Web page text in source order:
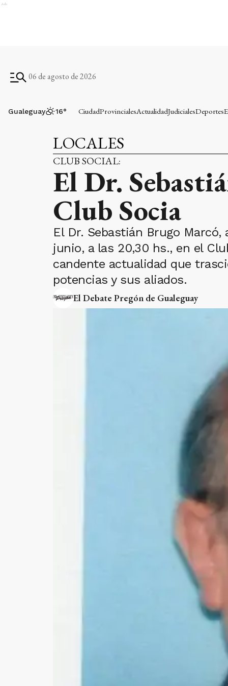
Ads
06 de agosto de 2026
Gualeguay 16° CiudadProvincialesActualidadJudicialesDeportes
LOCALES
CLUB SOCIAL:
El Dr.
Club Socia
El Dr. Sebastián Brugo Marcó,
junio, a las 20,30 hs., en el
candente actualidad que
potencias y sus aliados.
El Debate Pregón de Gualeguay